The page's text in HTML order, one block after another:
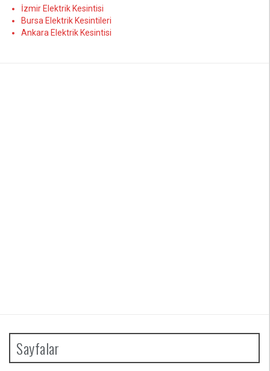
İzmir Elektrik Kesintisi
Bursa Elektrik Kesintileri
Ankara Elektrik Kesintisi
Sayfalar